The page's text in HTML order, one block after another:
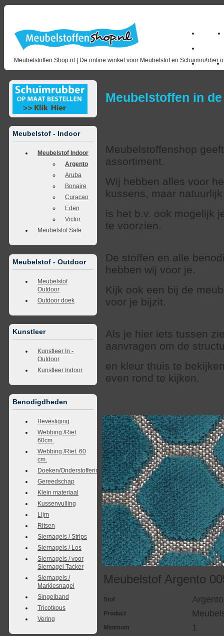
Meubelstoffen Shop.nl | De online winkel voor Meubelstof en Schuimrubber
Home
Outlet
Meubelstof - Indoor
Meubelstof Indoor
Argento
Aruba
Bonaire
Curacao
Eden
Victor
Meubelstof Sale
Meubelstof - Outdoor
Meubelstof
Outdoor
Outdoor doek
Kunstleer
Kunstleer In -
Outdoor
Kunstleer Indoor
Benodigdheden
Bevestiging
Webbing /Riet
60cm.
Webbing /Riet. 60
cm.
Doeken/Onderstoffering
Gereedschap
Klein materiaal
Kussenvulling
Lijm
Ritsen
Siernagels / Strips
Siernagels / Los
Siernagels / voor
Siernagel Tacker
Siernagels /
Markiesnagel
Singelband
Tricotkous
Vering
Meubelstoffen in
Meubelstoffenshop
assortiment.
Wij hebben alles voor
kussens, maar
is het b.v. ook mogelijk
te voorzien.
De stoffen en alle
hebben wij voor je.
Kijk ook een bij de
voor je bijzit.
Als je hier iets tussen
aanvragen om de
en kleur thuis te
even rond te kijken.
Meubelstof Argento
Stof Argento
Product
Minimum 1